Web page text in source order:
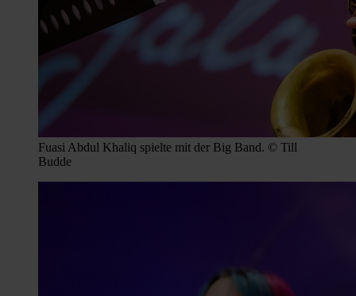
Fuasi Abdul Khaliq spielte mit der Big Band. © Till
Budde